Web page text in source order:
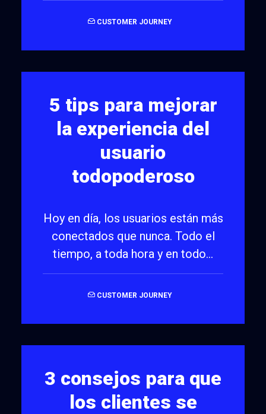
CUSTOMER JOURNEY
5 tips para mejorar
la experiencia del
usuario
todopoderoso
Hoy en día, los usuarios están más
conectados que nunca. Todo el
tiempo, a toda hora y en todo…
CUSTOMER JOURNEY
3 consejos para que
los clientes se